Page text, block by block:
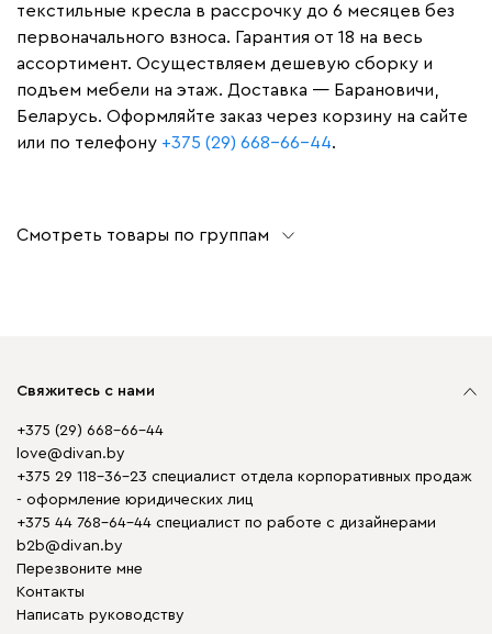
текстильные кресла в рассрочку до 6 месяцев без
первоначального взноса. Гарантия от 18 на весь
ассортимент. Осуществляем дешевую сборку и
подъем мебели на этаж. Доставка — Барановичи,
Беларусь. Оформляйте заказ через корзину на сайте
или по телефону +375 (29) 668-66-44.
Смотреть товары по группам
Свяжитесь с нами
+375 (29) 668-66-44
love@divan.by
+375 29 118-36-23 специалист отдела корпоративных продаж
- оформление юридических лиц
+375 44 768-64-44 специалист по работе с дизайнерами
b2b@divan.by
Перезвоните мне
Контакты
Написать руководству